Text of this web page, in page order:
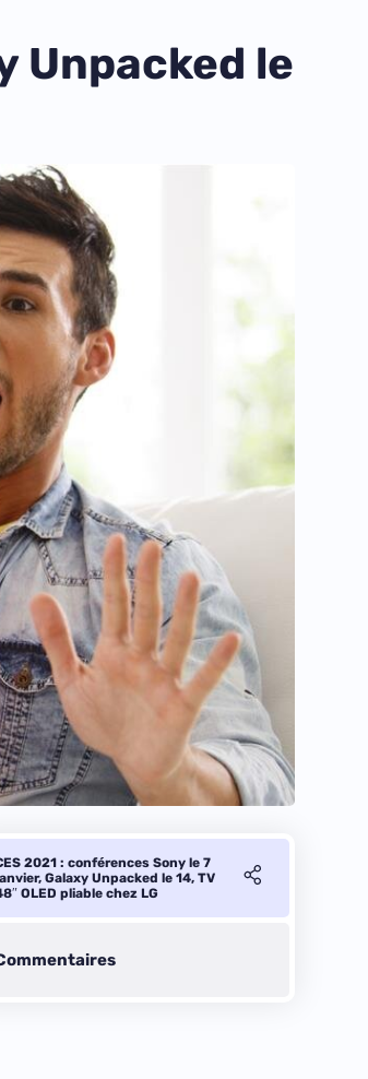
Unpacked le
2021 : conférences Sony le 7
Galaxy Unpacked le 14, TV
OLED pliable chez LG